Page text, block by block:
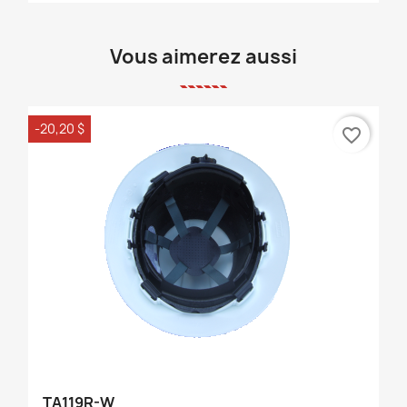
Vous aimerez aussi
TA119R-W
-20,20 $ favorite_border